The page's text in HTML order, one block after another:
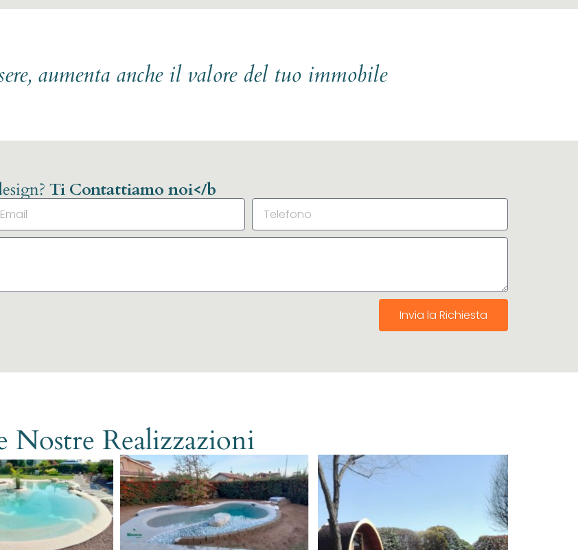
aumenta anche il valore del tuo immobile
Ti Contattiamo noi</b
Invia la Richiesta
Nostre Realizzazioni